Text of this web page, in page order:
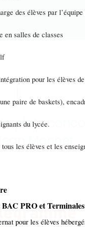
par l’équipe
de classes
pour les élèves de
encadrement
lycée.
et les
PRO et
pour les élèves
plats
Monnet